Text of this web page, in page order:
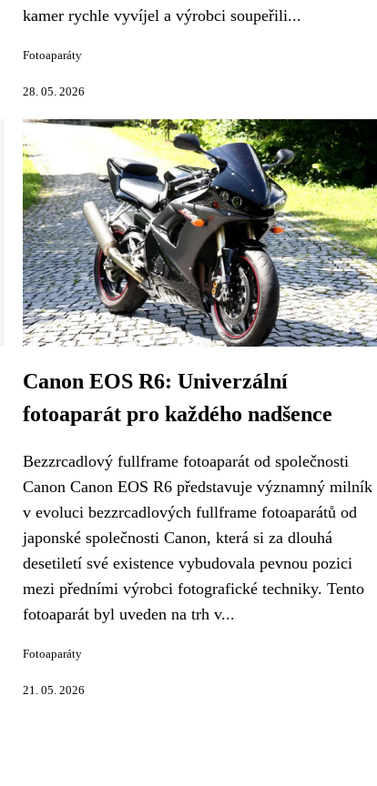
kamer rychle vyvíjel a výrobci soupeřili...
Fotoaparáty
28. 05. 2026
Canon EOS R6: Univerzální
fotoaparát pro každého nadšence
Bezzrcadlový fullframe fotoaparát od společnosti
Canon Canon EOS R6 představuje významný milník
v evoluci bezzrcadlových fullframe fotoaparátů od
japonské společnosti Canon, která si za dlouhá
desetiletí své existence vybudovala pevnou pozici
mezi předními výrobci fotografické techniky. Tento
fotoaparát byl uveden na trh v...
Fotoaparáty
21. 05. 2026